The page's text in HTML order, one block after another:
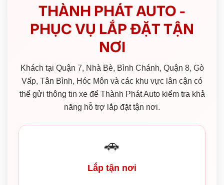
THÀNH PHÁT AUTO -
PHỤC VỤ LẮP ĐẶT TẬN
NƠI
Khách tại Quận 7, Nhà Bè, Bình Chánh, Quận 8, Gò
Vấp, Tân Bình, Hóc Môn và các khu vực lân cận có
thể gửi thông tin xe để Thành Phát Auto kiểm tra khả
năng hỗ trợ lắp đặt tận nơi.
🚗
Lắp tận nơi